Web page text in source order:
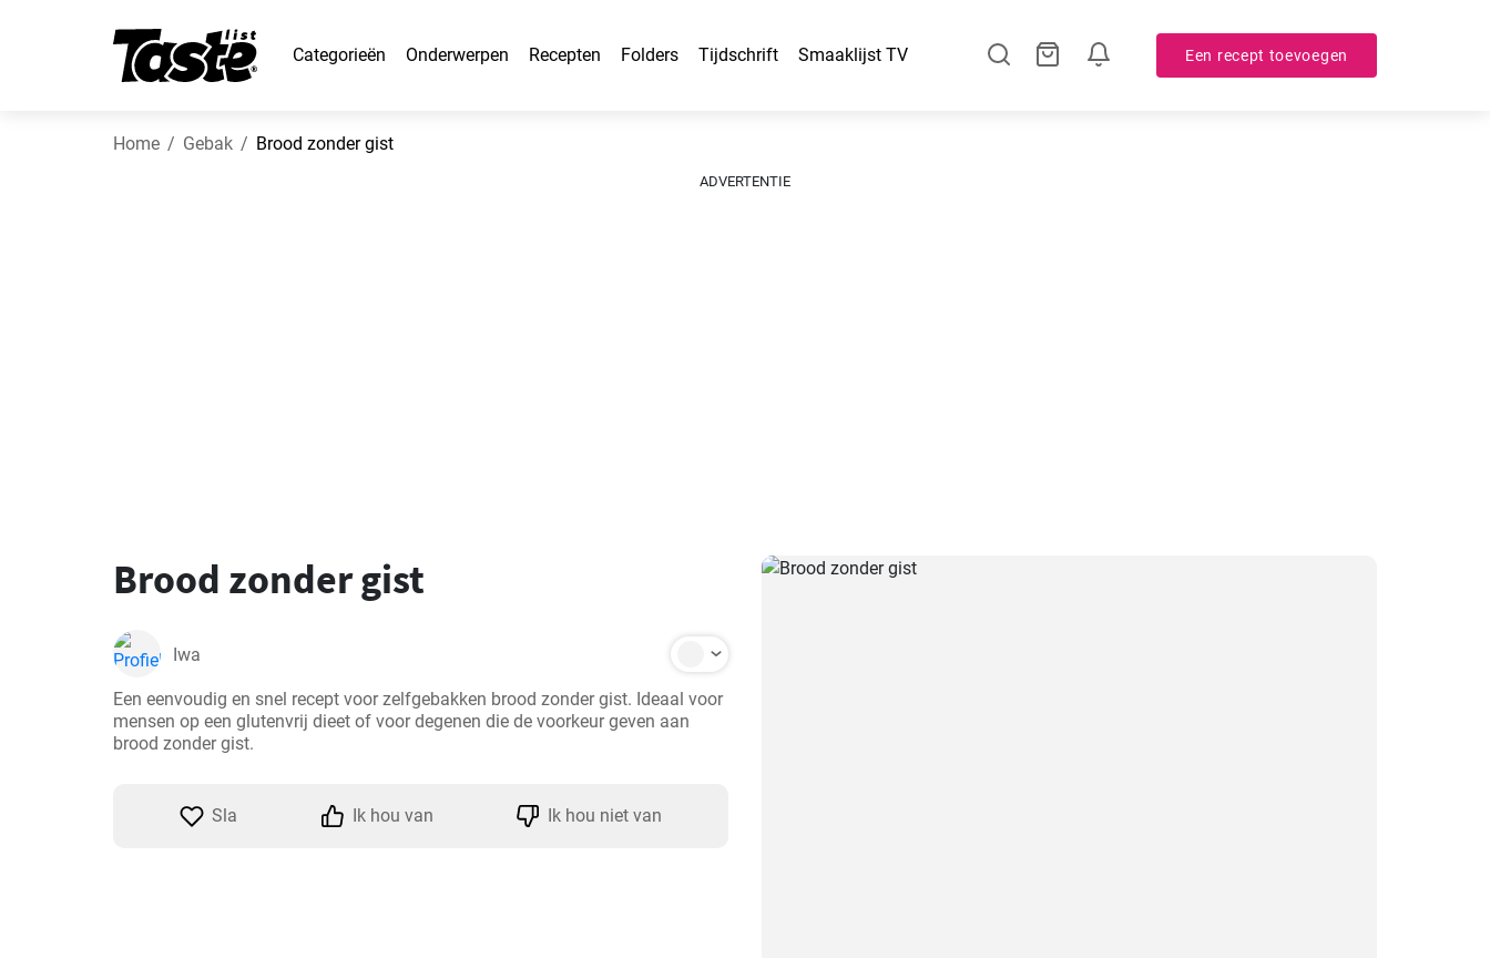
Categorieën Onderwerpen Recepten Folders Tijdschrift Smaaklijst TV Een recept toevoegen
Home Gebak Brood zonder gist
ADVERTENTIE
Brood zonder gist
Iwa
Een eenvoudig en snel recept voor zelfgebakken brood zonder gist. Ideaal voor
mensen op een glutenvrij dieet of voor degenen die de voorkeur geven aan
brood zonder gist.
Sla Ik hou van Ik hou niet van